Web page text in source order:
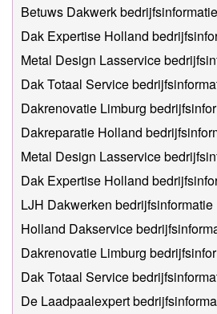
Betuws Dakwerk bedrijfsinformatie
Dak Expertise Holland
Metal Design Lasservice
Dak Totaal Service
Dakrenovatie Limburg
Dakreparatie Holland
Metal Design Lasservice
Dak Expertise Holland
LJH Dakwerken bedrijfsinformatie
Holland Dakservice
Dakrenovatie Limburg
Dak Totaal Service
De Laadpaalexpert